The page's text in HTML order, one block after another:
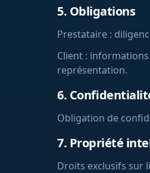
5. Obligations
Prestataire :
Client :
représentation.
6.
Obligation de
7. Propriété
Droits exclusifs sur